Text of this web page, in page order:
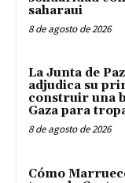
saharaui
8 de agosto de 2026
La Junta de
adjudica su
construir una
Gaza para
8 de agosto de 2026
Cómo